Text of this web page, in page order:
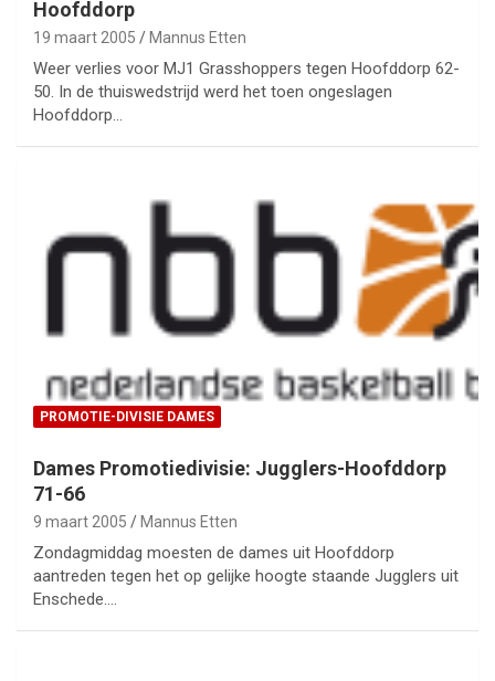
Hoofddorp
19 maart 2005 Mannus Etten
Weer verlies voor MJ1 Grasshoppers tegen Hoofddorp 62-
50. In de thuiswedstrijd werd het toen ongeslagen
Hoofddorp…
PROMOTIE-DIVISIE DAMES
Dames Promotiedivisie: Jugglers-Hoofddorp
71-66
9 maart 2005 Mannus Etten
Zondagmiddag moesten de dames uit Hoofddorp
aantreden tegen het op gelijke hoogte staande Jugglers uit
Enschede.…